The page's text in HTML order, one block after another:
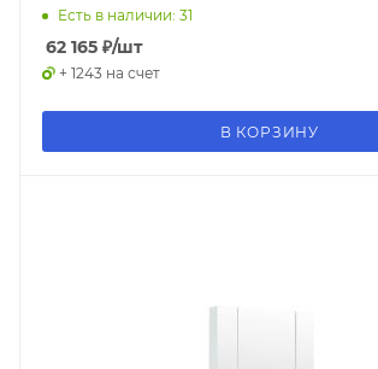
Есть в наличии: 31
62 165 ₽/шт
+ 1243 на счет
В КОРЗИНУ